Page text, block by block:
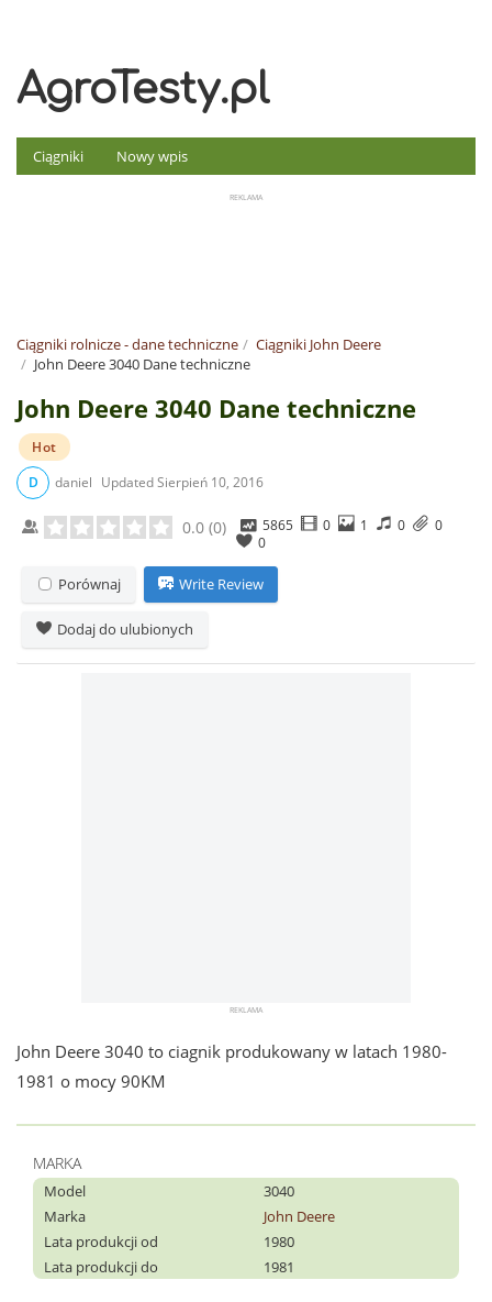
AgroTesty.pl
Ciągniki Nowy wpis
Ciągniki rolnicze - dane techniczne
Ciągniki John Deere
John Deere 3040 Dane techniczne
John Deere 3040 Dane techniczne
Hot
D
daniel UpdatedSierpień 10, 2016
0.0 (0) 5865 0 1 0
0
0
Porównaj Write Review
Dodaj do ulubionych
John Deere 3040 to ciagnik produkowany w latach 1980-
1981 o mocy 90KM
MARKA
Model
3040
Marka
John Deere
Lata produkcji od
1980
Lata produkcji do
1981